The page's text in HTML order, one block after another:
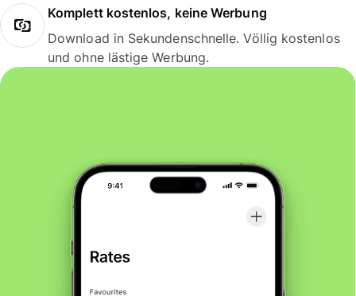
Komplett kostenlos, keine Werbung
Download in Sekundenschnelle. Völlig kostenlos
und ohne lästige Werbung.